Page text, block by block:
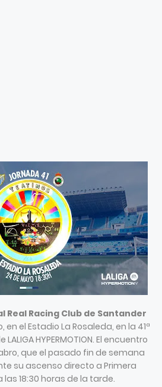
Real Racing Club de Santander
el Estadio La Rosaleda, en la 41ª
HYPERMOTION. El encuentro
que el pasado fin de semana
su ascenso directo a Primera
las 18:30 horas de la tarde.